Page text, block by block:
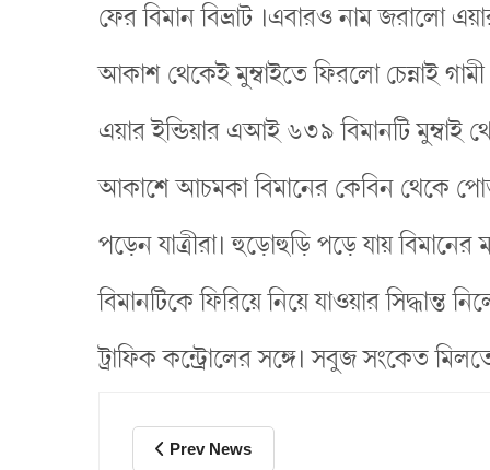
ফের বিমান বিভ্রাট ।এবারও নাম জরালো
আকাশ থেকেই মুম্বাইতে ফিরলো চেন্নাই
এয়ার ইন্ডিয়ার এআই ৬৩৯ বিমানটি মুম্বাই
আকাশে আচমকা বিমানের কেবিন থেকে
পড়েন যাত্রীরা। হুড়োহুড়ি পড়ে যায় বিমানের
বিমানটিকে ফিরিয়ে নিয়ে যাওয়ার সিদ্ধান্ত
ট্রাফিক কন্ট্রোলের সঙ্গে। সবুজ সংকেত
Prev News